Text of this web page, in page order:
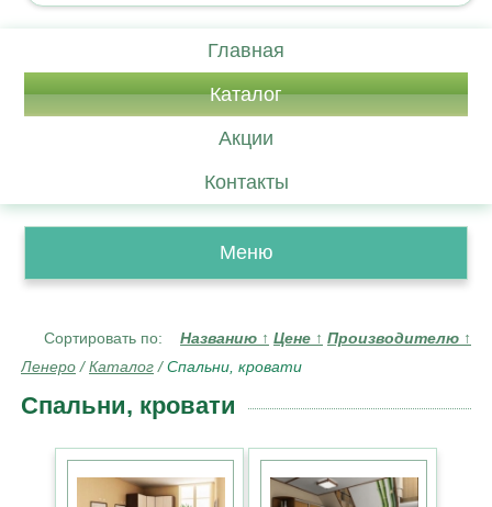
Главная
Каталог
Акции
Контакты
Меню
Сортировать по: Названию ↑ Цене ↑ Производителю ↑
Ленеро /Каталог /Спальни, кровати
Спальни, кровати